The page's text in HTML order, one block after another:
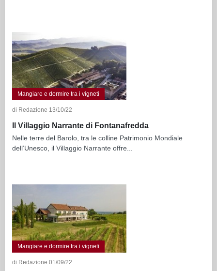
Mangiare e dormire tra i vigneti
di Redazione 13/10/22
Il Villaggio Narrante di Fontanafredda
Nelle terre del Barolo, tra le colline Patrimonio Mondiale
dell’Unesco, il Villaggio Narrante offre...
Mangiare e dormire tra i vigneti
di Redazione 01/09/22